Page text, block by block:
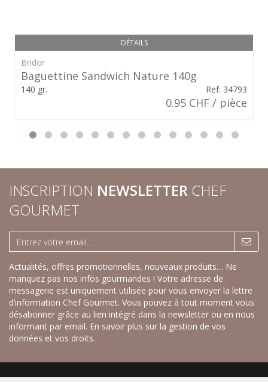
DÉTAILS
Bridor
Baguettine Sandwich Nature 140g
140 gr. Ref: 34793
0.95 CHF / pièce
INSCRIPTION NEWSLETTER CHEF
GOURMET
Actualités, offres promotionnelles, nouveaux produits… Ne
manquez pas nos infos gourmandes ! Votre adresse de
messagerie est uniquement utilisée pour vous envoyer la lettre
d’information Chef Gourmet. Vous pouvez à tout moment vous
désabonner grâce au lien intégré dans la newsletter ou en nous
informant par email. En savoir plus sur la gestion de vos
données et vos droits.